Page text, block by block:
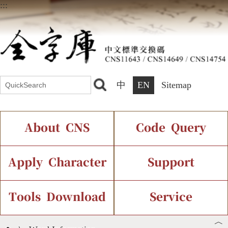
:::
中 EN Sitemap
About CNS
Introduction Current Status
Chinese Code Status
Code Query
IDS Query
Components Query
Apply Character
Application Process
Support
Font Instant Display
Tools Download Service
︿